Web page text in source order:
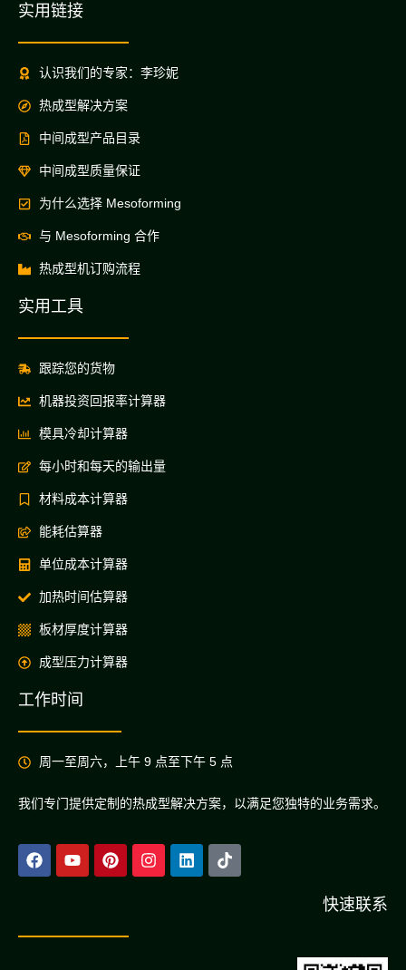
实用链接
认识我们的专家：李珍妮
热成型解决方案
中间成型产品目录
中间成型质量保证
为什么选择 Mesoforming
与 Mesoforming 合作
热成型机订购流程
实用工具
跟踪您的货物
机器投资回报率计算器
模具冷却计算器
每小时和每天的输出量
材料成本计算器
能耗估算器
单位成本计算器
加热时间估算器
板材厚度计算器
成型压力计算器
工作时间
周一至周六，上午 9 点至下午 5 点
我们专门提供定制的热成型解决方案，以满足您独特的业务需求。
快速联系